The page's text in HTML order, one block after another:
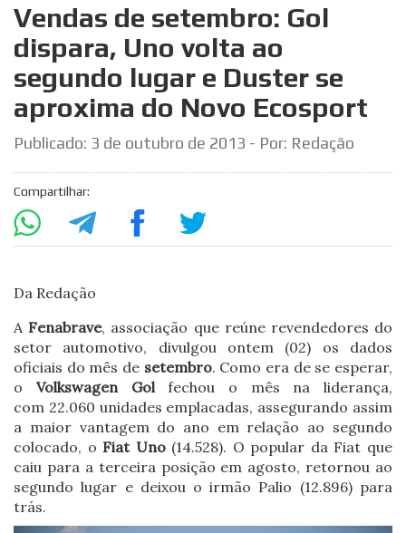
Vendas de setembro: Gol
dispara, Uno volta ao
segundo lugar e Duster se
aproxima do Novo Ecosport
Publicado: 3 de outubro de 2013 - Por: Redação
Compartilhar:
Da Redação
A Fenabrave, associação que reúne revendedores do
setor automotivo, divulgou ontem (02) os dados
oficiais do mês de setembro. Como era de se esperar,
o Volkswagen Golfechou o mês na liderança,
com 22.060 unidades emplacadas, assegurando assim
a maior vantagem do ano em relação ao segundo
colocado, o Fiat Uno(14.528). O popular da Fiat que
caiu para a terceira posição em agosto, retornou ao
segundo lugar e deixou o irmão Palio (12.896) para
trás.